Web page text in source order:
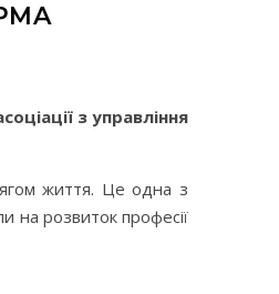
з управління
життя. Це одна з
на розвиток професії